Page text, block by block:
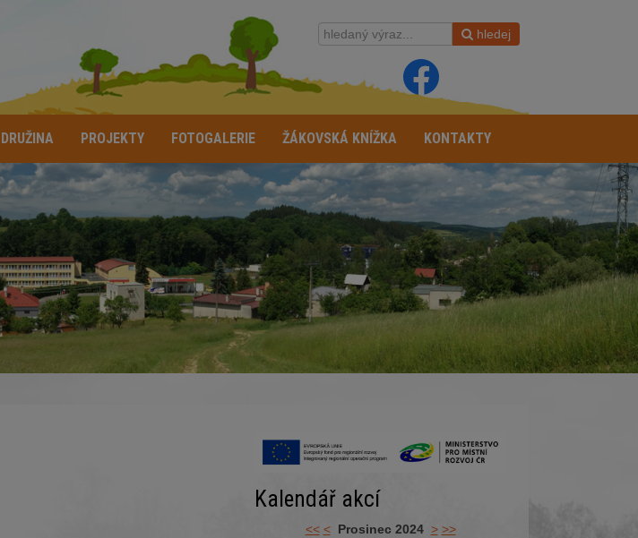
hledej
DRUŽINA PROJEKTY FOTOGALERIE ŽÁKOVSKÁ KNÍŽKA KONTAKTY
Kalendář akcí
<< < Prosinec 2024 > >>